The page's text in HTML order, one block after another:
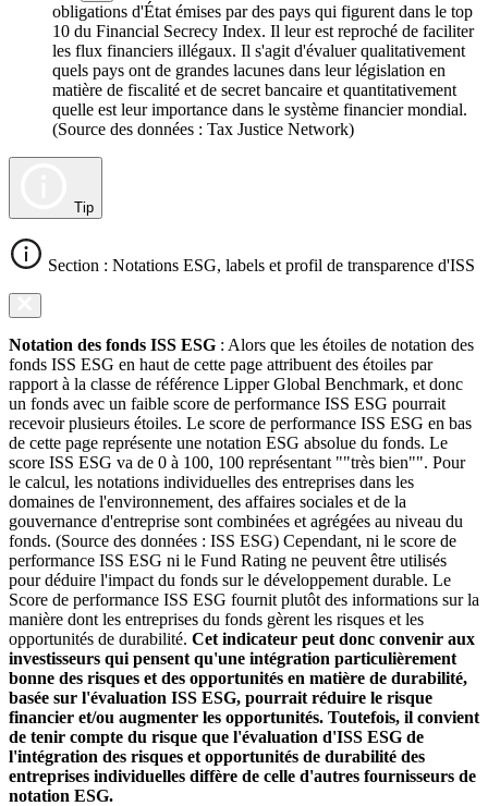
obligations d'État émises par des pays qui figurent dans le top
10 du Financial Secrecy Index. Il leur est reproché de faciliter
les flux financiers illégaux. Il s'agit d'évaluer qualitativement
quels pays ont de grandes lacunes dans leur législation en
matière de fiscalité et de secret bancaire et quantitativement
quelle est leur importance dans le système financier mondial.
(Source des données : Tax Justice Network)
Tip
Section : Notations ESG, labels et profil de transparence d'ISS
Notation des fonds ISS ESG : Alors que les étoiles de notation des
fonds ISS ESG en haut de cette page attribuent des étoiles par
rapport à la classe de référence Lipper Global Benchmark, et donc
un fonds avec un faible score de performance ISS ESG pourrait
recevoir plusieurs étoiles. Le score de performance ISS ESG en bas
de cette page représente une notation ESG absolue du fonds. Le
score ISS ESG va de 0 à 100, 100 représentant ""très bien"". Pour
le calcul, les notations individuelles des entreprises dans les
domaines de l'environnement, des affaires sociales et de la
gouvernance d'entreprise sont combinées et agrégées au niveau du
fonds. (Source des données : ISS ESG) Cependant, ni le score de
performance ISS ESG ni le Fund Rating ne peuvent être utilisés
pour déduire l'impact du fonds sur le développement durable. Le
Score de performance ISS ESG fournit plutôt des informations sur la
manière dont les entreprises du fonds gèrent les risques et les
opportunités de durabilité. Cet indicateur peut donc convenir aux
investisseurs qui pensent qu'une intégration particulièrement
bonne des risques et des opportunités en matière de durabilité,
basée sur l'évaluation ISS ESG, pourrait réduire le risque
financier et/ou augmenter les opportunités. Toutefois, il convient
de tenir compte du risque que l'évaluation d'ISS ESG de
l'intégration des risques et opportunités de durabilité des
entreprises individuelles diffère de celle d'autres fournisseurs de
notation ESG.